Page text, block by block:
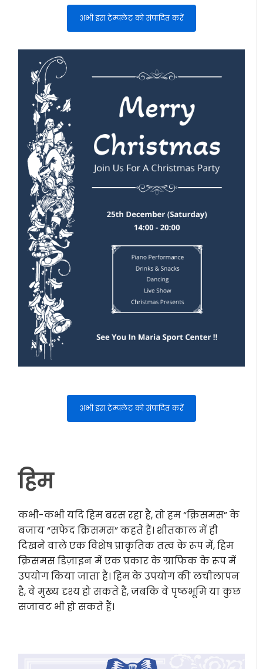
अभी इस टेम्पलेट को संपादित करें
अभी इस टेम्पलेट को संपादित करें
हिम
कभी-कभी यदि हिम बरस रहा है, तो हम “क्रिसमस” के
बजाय “सफेद क्रिसमस” कहते हैं। शीतकाल में ही
दिखने वाले एक विशेष प्राकृतिक तत्व के रूप में, हिम
क्रिसमस डिज़ाइन में एक प्रकार के ग्राफिक के रूप में
उपयोग किया जाता है। हिम के उपयोग की लचीलापन
है, वे मुख्य दृश्य हो सकते हैं, जबकि वे पृष्ठभूमि या कुछ
सजावट भी हो सकते हैं।